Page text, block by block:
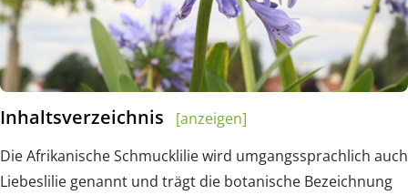
Inhaltsverzeichnis
[anzeigen]
Die Afrikanische Schmucklilie wird umgangssprachlich auch
Liebeslilie genannt und trägt die botanische Bezeichnung